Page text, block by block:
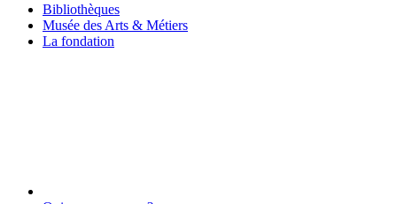
Bibliothèques
Musée des Arts & Métiers
La fondation